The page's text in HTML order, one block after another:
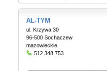
AL-TYM
ul. Krzywa 30
96-500 Sochaczew
mazowieckie
512 348 753